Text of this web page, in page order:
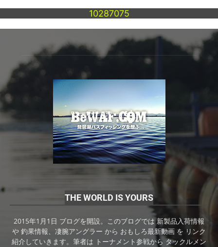
10287075
THE WORLD IS YOURS
2015年1月1日 ブログを開設。このブログでは 新製品入荷情報
や 釣果情報、凄腕アングラー から おもしろ最新動画 を リンク
紹介していきます。筆者は トーナメント参戦から タックルメン